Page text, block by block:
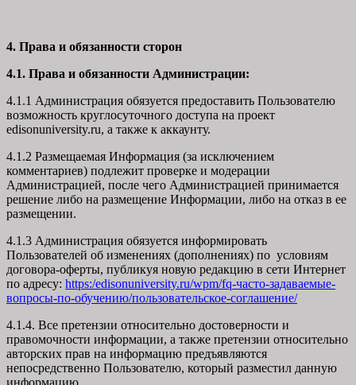
4. Права и обязанности сторон
4.1. Права и обязанности Администрации:
4.1.1 Администрация обязуется предоставить Пользователю
возможность круглосуточного доступа на проект
edisonuniversity.ru, а также к аккаунту.
4.1.2 Размещаемая Информация (за исключением
комментариев) подлежит проверке и модерации
Администрацией, после чего Администрацией принимается
решение либо на размещение Информации, либо на отказ в ее
размещении.
4.1.3 Администрация обязуется информировать
Пользователей об изменениях (дополнениях) по условиям
договора-оферты, публикуя новую редакцию в сети Интернет
по адресу: https:/edisonuniversity.ru/wpm/fq-часто-задаваемые-
вопросы-по-обучению/пользовательское-соглашение/
4.1.4. Все претензии относительно достоверности и
правомочности информации, а также претензии относительно
авторских прав на информацию предъявляются
непосредственно Пользователю, который разместил данную
информацию.